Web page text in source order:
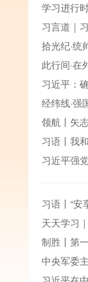
学习进行
习言道｜
拾光纪·统
此行间·
习近平：
经纬线·强
领航丨矢
习语丨我
习近平强
习语丨“安
天天学习
制胜丨第
中央军委